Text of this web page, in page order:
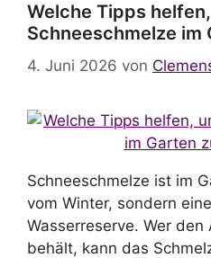
Welche Tipps
Schneeschmelze im
4. Juni 2026 von
Schneeschmelze ist im
vom Winter, sondern
Wasserreserve. Wer
behält, kann das